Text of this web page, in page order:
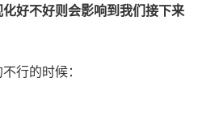
好不好则会影响到我们接下来
行的时候：